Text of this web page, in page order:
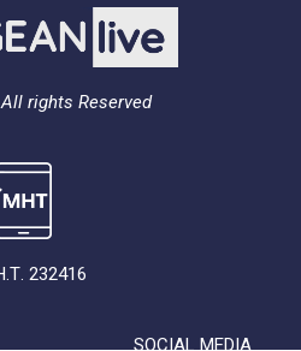
rights Reserved
232416
SOCIAL MEDIA